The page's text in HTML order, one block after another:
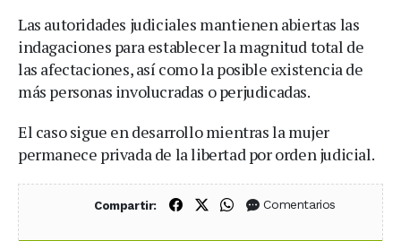
Las autoridades judiciales mantienen abiertas las
indagaciones para establecer la magnitud total de
las afectaciones, así como la posible existencia de
más personas involucradas o perjudicadas.
El caso sigue en desarrollo mientras la mujer
permanece privada de la libertad por orden judicial.
Compartir: Compartir en Facebook
Compartir en X (Twitter)
Compartir en WhatsApp
Comentarios